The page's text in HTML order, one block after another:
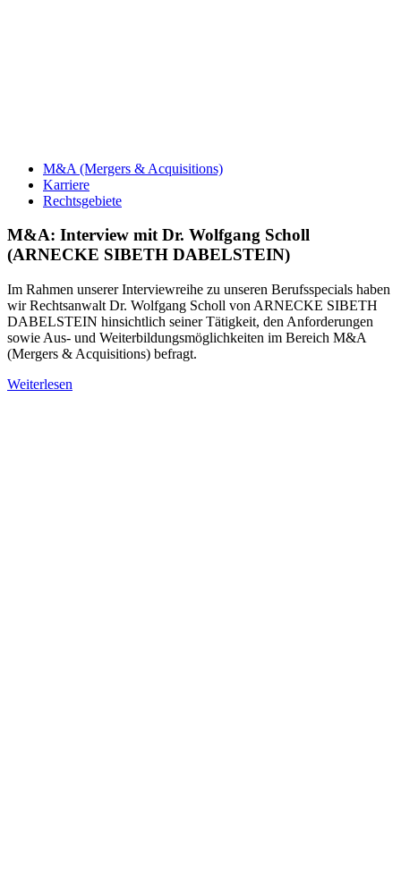
M&A (Mergers & Acquisitions)
Karriere
Rechtsgebiete
M&A: Interview mit Dr. Wolfgang Scholl
(ARNECKE SIBETH DABELSTEIN)
Im Rahmen unserer Interviewreihe zu unseren Berufsspecials haben
wir Rechtsanwalt Dr. Wolfgang Scholl von ARNECKE SIBETH
DABELSTEIN hinsichtlich seiner Tätigkeit, den Anforderungen
sowie Aus- und Weiterbildungsmöglichkeiten im Bereich M&A
(Mergers & Acquisitions) befragt.
Weiterlesen